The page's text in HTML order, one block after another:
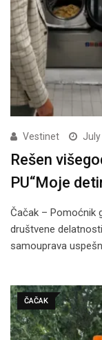
Vestinet July
Rešen
PU“Moje
Čačak – Pomoćnik
društvene
samouprava
ČAČAK